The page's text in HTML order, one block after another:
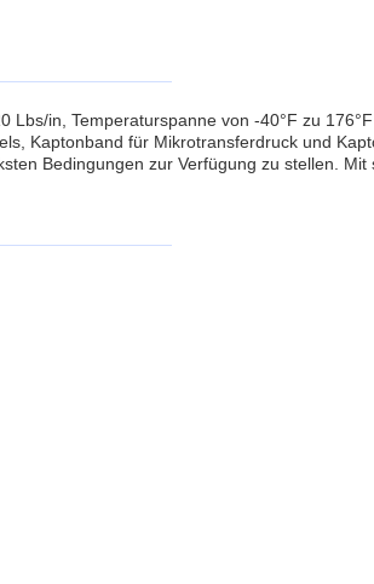
in, Temperaturspanne von -40°F zu
Kaptonband für Mikrotransferdruck und
Bedingungen zur Verfügung zu stellen. Mit